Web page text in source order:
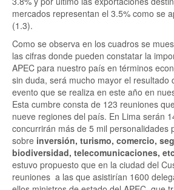
mercados representan el 3.5% como se
(1.3).
Como se observa en los cuadros se
las cifras donde pueden constatar la
APEC para nuestro país en términos
sin duda, será mucho mayor el resultado
evento que se realiza en este año en
Esta cumbre consta de 123 reuniones
nueve regiones del país. En Lima serán
concurrirán más de 5 mil personalidades
sobre inversión, turismo, comercio,
biodiversidad, telecomunicaciones,
estuvo propuesto que en la ciudad del
reuniones a las que asistirían 1600